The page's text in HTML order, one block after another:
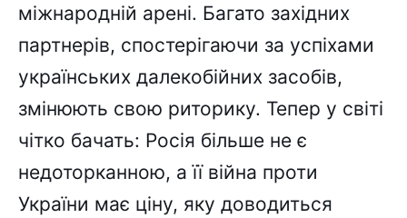
міжнародній арені. Багато західних
партнерів, спостерігаючи за успіхами
українських далекобійних засобів,
змінюють свою риторику. Тепер у світі
чітко бачать: Росія більше не є
недоторканною, а її війна проти
України має ціну, яку доводиться